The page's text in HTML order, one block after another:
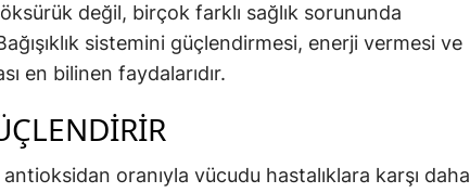
değil, birçok farklı sağlık sorununda
sistemini güçlendirmesi, enerji vermesi ve
en bilinen faydalarıdır.
oranıyla vücudu hastalıklara karşı daha